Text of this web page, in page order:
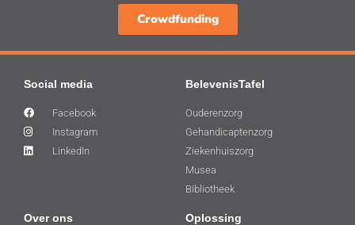
Crowdfunding
Social media
Facebook
Instagram
LinkedIn
BelevenisTafel
Ouderenzorg
Gehandicaptenzorg
Ziekenhuiszorg
Musea
Bibliotheek
Over ons Oplossing